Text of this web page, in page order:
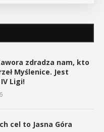
zdradza nam, kto
Myślenice. Jest
Ligi!
cel to Jasna Góra